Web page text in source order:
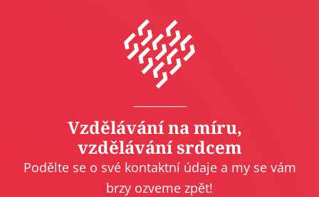
Vzdělávání na míru,
vzdělávání srdcem
Podělte se o své kontaktní údaje a my se vám
brzy ozveme zpět!